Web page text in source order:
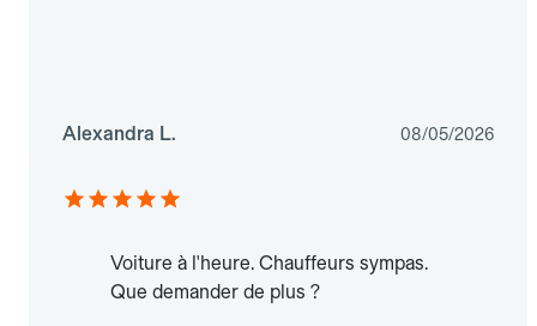
Alexandra L. 08/05/2026
Voiture à l'heure. Chauffeurs sympas.
Que demander de plus ?